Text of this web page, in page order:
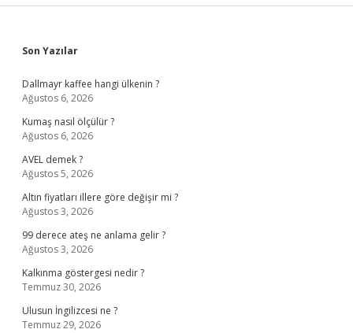
Sidebar
Son Yazılar
Dallmayr kaffee hangi ülkenin ?
Ağustos 6, 2026
Kumaş nasıl ölçülür ?
Ağustos 6, 2026
AVEL demek ?
Ağustos 5, 2026
Altın fiyatları illere göre değişir mi ?
Ağustos 3, 2026
99 derece ateş ne anlama gelir ?
Ağustos 3, 2026
Kalkınma göstergesi nedir ?
Temmuz 30, 2026
Ulusun İngilizcesi ne ?
Temmuz 29, 2026